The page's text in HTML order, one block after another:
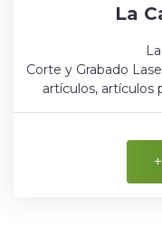
La
Corte y Grabado
artículos, artículos